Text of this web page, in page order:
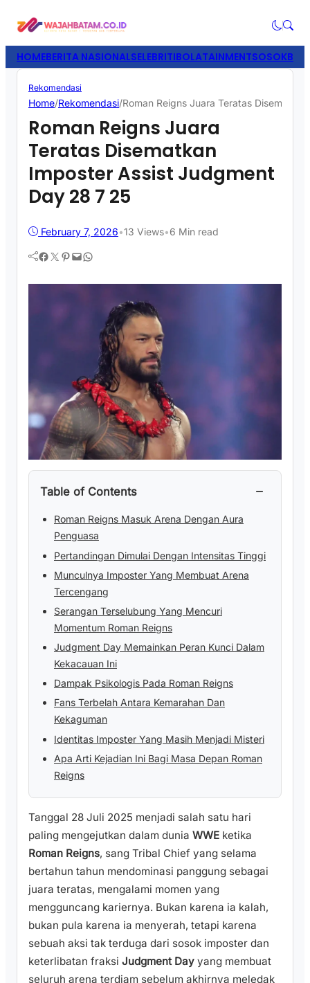
HOMEBERITA NASIONALSELEBRITIBOLATAINMENTSOSOK
Rekomendasi
Home/Rekomendasi/Roman Reigns Juara Teratas
Roman Reigns Juara
Teratas Disematkan
Imposter Assist Judgment
Day 28 7 25
February 7, 2026•13 Views•6 Min read
Facebook Twitter Pinterest Mail WhatsApp
Table of Contents −
Roman Reigns Masuk Arena Dengan Aura
Penguasa
Pertandingan Dimulai Dengan Intensitas Tinggi
Munculnya Imposter Yang Membuat Arena
Tercengang
Serangan Terselubung Yang Mencuri
Momentum Roman Reigns
Judgment Day Memainkan Peran Kunci Dalam
Kekacauan Ini
Dampak Psikologis Pada Roman Reigns
Fans Terbelah Antara Kemarahan Dan
Kekaguman
Identitas Imposter Yang Masih Menjadi Misteri
Apa Arti Kejadian Ini Bagi Masa Depan Roman
Reigns
Tanggal 28 Juli 2025 menjadi salah satu hari
paling mengejutkan dalam dunia WWE ketika
Roman Reigns, sang Tribal Chief yang selama
bertahun tahun mendominasi panggung sebagai
juara teratas, mengalami momen yang
mengguncang kariernya. Bukan karena ia kalah,
bukan pula karena ia menyerah, tetapi karena
sebuah aksi tak terduga dari sosok imposter dan
keterlibatan fraksi Judgment Day yang membuat
seluruh arena terdiam sebelum akhirnya meledak